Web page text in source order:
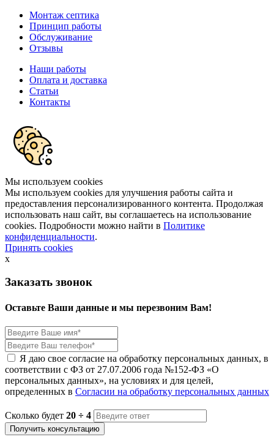
Монтаж септика
Принцип работы
Обслуживание
Отзывы
Наши работы
Оплата и доставка
Статьи
Контакты
Мы используем cookies
Мы используем cookies для улучшения работы сайта и
предоставления персонализированного контента. Продолжая
использовать наш сайт, вы соглашаетесь на использование
cookies. Подробности можно найти в Политике
конфиденциальности.
Принять cookies
x
Заказать звонок
Оставьте Ваши данные и мы перезвоним Вам!
Я даю свое согласие на обработку персональных данных, в
соответствии с ФЗ от 27.07.2006 года №152-ФЗ «О
персональных данных», на условиях и для целей,
определенных в Согласии на обработку персональных данных
Сколько будет 20 ÷ 4
Получить консультацию